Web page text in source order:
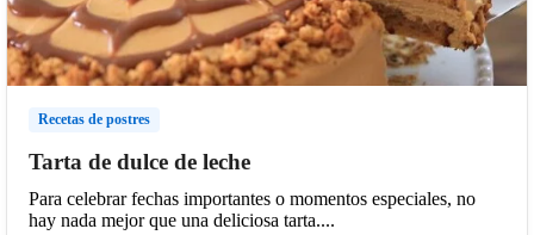
Recetas de postres
Tarta de dulce de leche
Para celebrar fechas importantes o momentos especiales, no
hay nada mejor que una deliciosa tarta....